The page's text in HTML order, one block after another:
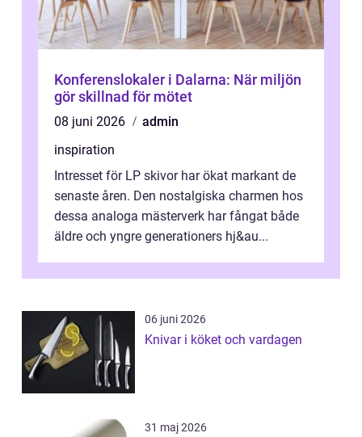
Konferenslokaler i Dalarna: När miljön
gör skillnad för mötet
08 juni 2026
admin
inspiration
Intresset för LP skivor har ökat markant de
senaste åren. Den nostalgiska charmen hos
dessa analoga mästerverk har fångat både
äldre och yngre generationers hj&au...
06 juni 2026
Knivar i köket och vardagen
31 maj 2026